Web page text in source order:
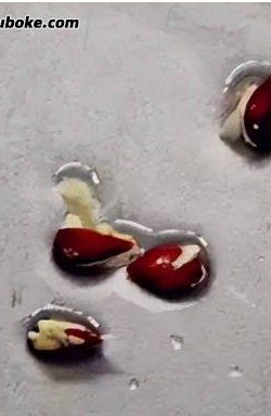
解酒方法，大部分果汁中都含有
体吸收，从而起到促进酒精代